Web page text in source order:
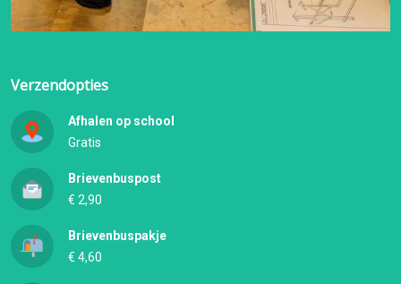
Verzendopties
Afhalen op school
Gratis
Brievenbuspost
€ 2,90
Brievenbuspakje
€ 4,60